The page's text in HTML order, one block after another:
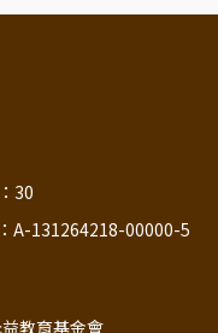
30
A-131264218-00000-5
教育基金會